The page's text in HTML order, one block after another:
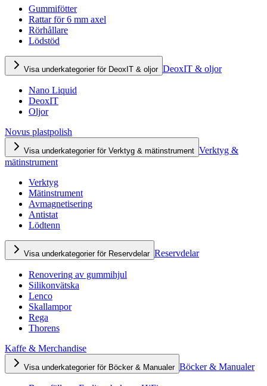
Gummifötter
Rattar för 6 mm axel
Rörhållare
Lödstöd
Visa underkategorier för DeoxIT & oljor DeoxIT & oljor
Nano Liquid
DeoxIT
Oljor
Novus plastpolish
Visa underkategorier för Verktyg & mätinstrument Verktyg &
mätinstrument
Verktyg
Mätinstrument
Avmagnetisering
Antistat
Lödtenn
Visa underkategorier för Reservdelar Reservdelar
Renovering av gummihjul
Silikonvätska
Lenco
Skallampor
Rega
Thorens
Kaffe & Merchandise
Visa underkategorier för Böcker & Manualer Böcker & Manualer